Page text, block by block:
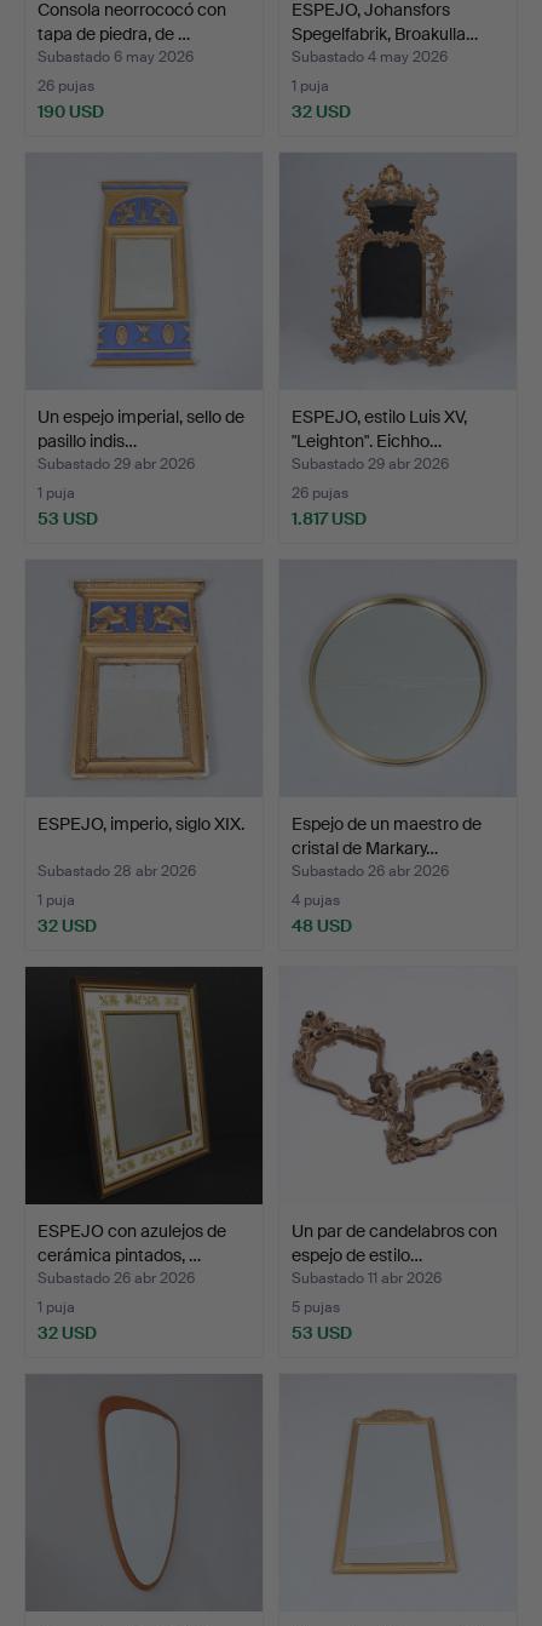
Consola neorrococó con
tapa de piedra, de …
Subastado 6 may 2026
26 pujas
190 USD
ESPEJO, Johansfors
Spegelfabrik, Broakulla…
Subastado 4 may 2026
1 puja
32 USD
Un espejo imperial, sello de
pasillo indis…
Subastado 29 abr 2026
1 puja
53 USD
ESPEJO, estilo Luis XV,
"Leighton". Eichho…
Subastado 29 abr 2026
26 pujas
1.817 USD
ESPEJO, imperio, siglo XIX.
Subastado 28 abr 2026
1 puja
32 USD
Espejo de un maestro de
cristal de Markary…
Subastado 26 abr 2026
4 pujas
48 USD
ESPEJO con azulejos de
cerámica pintados, …
Subastado 26 abr 2026
1 puja
32 USD
Un par de candelabros con
espejo de estilo…
Subastado 11 abr 2026
5 pujas
53 USD